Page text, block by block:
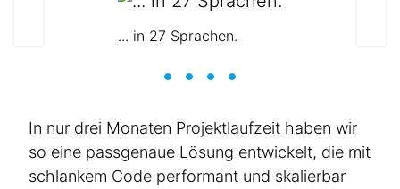
... in 27 Sprachen.
In nur drei Monaten Projekt­laufzeit haben wir
so eine passgenaue Lösung entwickelt, die mit
schlankem Code performant und skalierbar